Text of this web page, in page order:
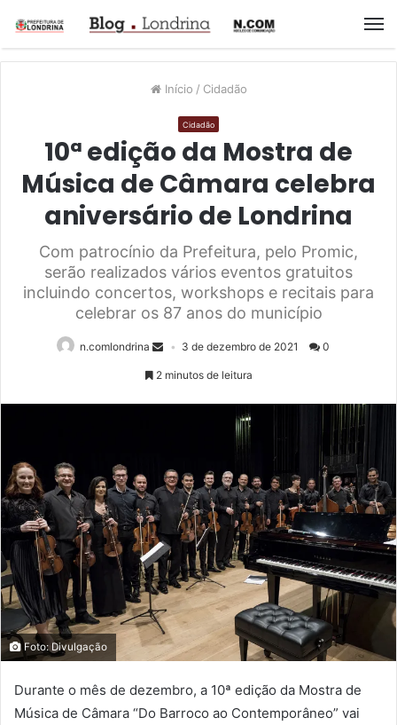
Início / Cidadão
Cidadão
10ª edição da Mostra de
Música de Câmara celebra
aniversário de Londrina
Com patrocínio da Prefeitura, pelo Promic,
serão realizados vários eventos gratuitos
incluindo concertos, workshops e recitais para
celebrar os 87 anos do município
n.comlondrina 3 de dezembro de 2021 0
2 minutos de leitura
Foto: Divulgação
Durante o mês de dezembro, a 10ª edição da Mostra de
Música de Câmara “Do Barroco ao Contemporâneo” vai